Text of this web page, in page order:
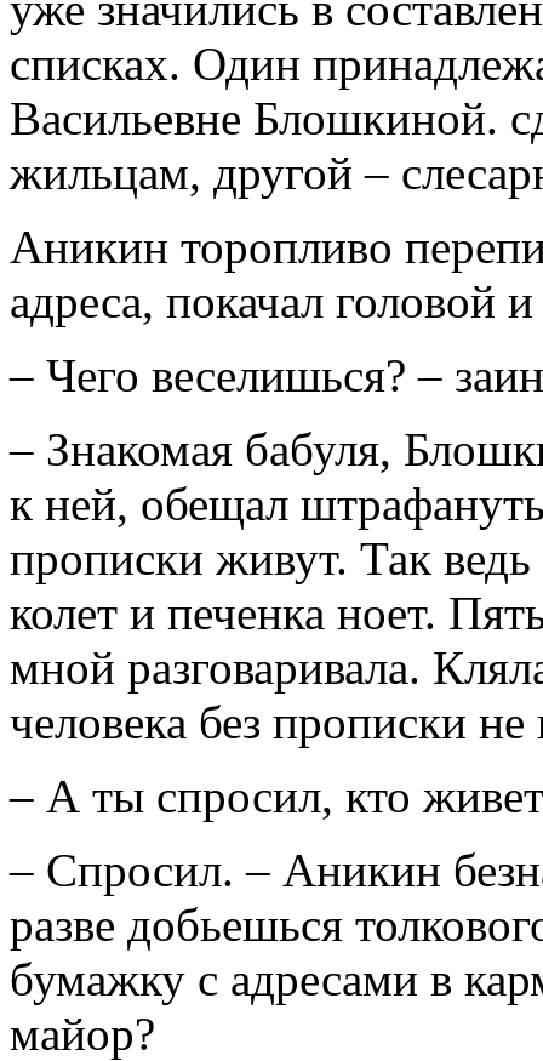
списках. Один
Васильевне Блошкиной.
жильцам, другой –
Аникин торопливо
адреса, покачал головой
– Чего веселишься? –
– Знакомая бабуля,
к ней, обещал
прописки живут. Так
колет и печенка ноет.
мной разговаривала.
человека без прописки не
– А ты спросил, кто
– Спросил. – Аникин
разве добьешься
бумажку с адресами в
майор?